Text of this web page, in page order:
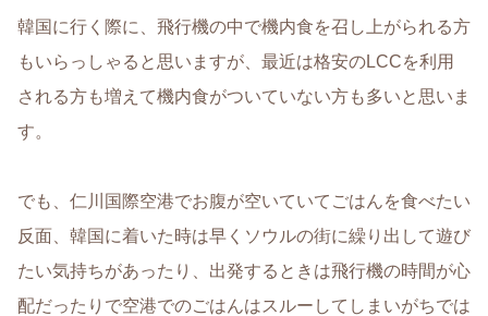
韓国に行く際に、飛行機の中で機内食を召し上がられる方
もいらっしゃると思いますが、最近は格安のLCCを利用
される方も増えて機内食がついていない方も多いと思いま
す。
でも、仁川国際空港でお腹が空いていてごはんを食べたい
反面、韓国に着いた時は早くソウルの街に繰り出して遊び
たい気持ちがあったり、出発するときは飛行機の時間が心
配だったりで空港でのごはんはスルーしてしまいがちでは